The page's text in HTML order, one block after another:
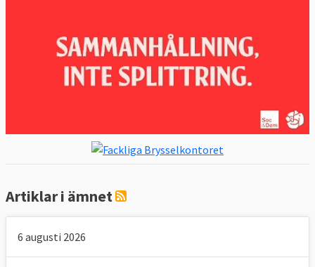
uppehållstillstånd till den sökande.
I andra fall ska ansökan prövas i det första
ankomstlandet i EU. Den asylsökande
Ny omfördelning – ”obligatorisk
Den kanske mest kontroversiella delen i
kommissionens asyl- och migrationsförslag
från 2016 var obligatorisk omfördelning av
flyktingar mellan medlemsländerna vid
Artiklar i ämnet
6 augusti 2026